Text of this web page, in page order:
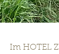
Im HOTEL